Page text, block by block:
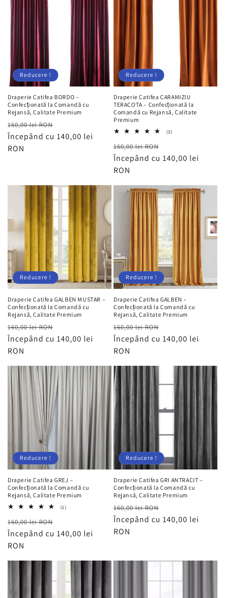
Reducere !
Draperie Catifea BORDO –
Confecționată la Comandă cu
Rejansă, Calitate Premium
Preț
obișnuit
160,00 lei RON
redus
Începând cu 140,00 lei
RON
Reducere !
Draperie Catifea CARAMIZIU
TERACOTA – Confecționată la
Comandă cu Rejansă, Calitate
Premium
(3)3
Preț
obișnuit
160,00 lei RON
redus
Începând cu 140,00 lei
RON
Reducere !
Draperie Catifea GALBEN MUSTAR –
Confecționată la Comandă cu
Rejansă, Calitate Premium
Preț
obișnuit
160,00 lei RON
redus
Începând cu 140,00 lei
RON
Reducere !
Draperie Catifea GALBEN –
Confecționată la Comandă cu
Rejansă, Calitate Premium
Preț
obișnuit
160,00 lei RON
redus
Începând cu 140,00 lei
RON
Reducere !
Draperie Catifea GREJ –
Confecționată la Comandă cu
Rejansă, Calitate Premium
(1)1
Preț
obișnuit
160,00 lei RON
redus
Începând cu 140,00 lei
RON
Reducere !
Draperie Catifea GRI ANTRACIT –
Confecționată la Comandă cu
Rejansă, Calitate Premium
Preț
obișnuit
160,00 lei RON
redus
Începând cu 140,00 lei
RON